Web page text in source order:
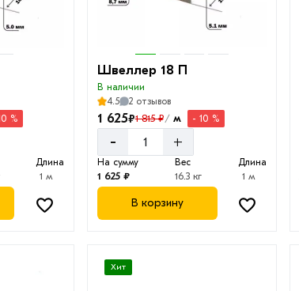
%
Длина
1 м
Швеллер 18 П
В наличии
4.5
2 отзывов
1 625₽1 815 ₽/м - 10 %
- +
На сумму
1 625 ₽
Вес
16.3 кг
Длина
1 м
В корзину
Хит